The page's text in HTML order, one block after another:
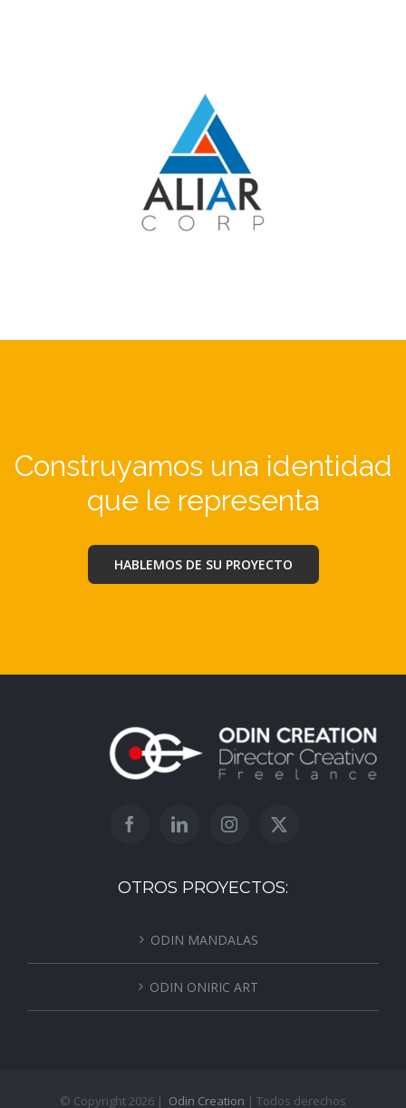
Construyamos una identidad
que le representa
HABLEMOS DE SU PROYECTO
OTROS PROYECTOS:
ODIN MANDALAS
ODIN ONIRIC ART
© Copyright 2026 | Odin Creation | Todos derechos